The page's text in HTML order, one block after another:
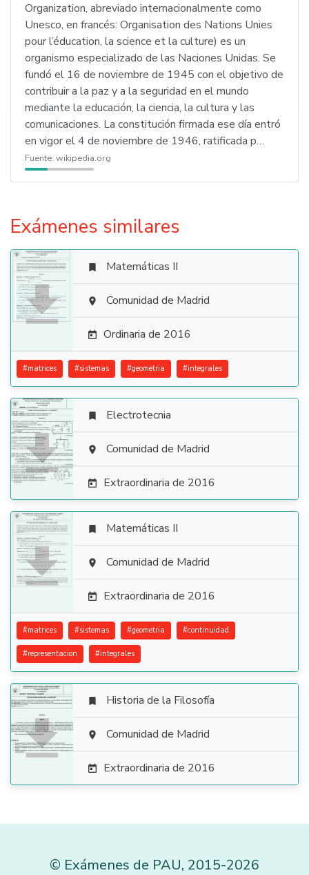
Organization, abreviado internacionalmente como
Unesco, en francés: Organisation des Nations Unies
pour l’éducation, la science et la culture) es un
organismo especializado de las Naciones Unidas. Se
fundó el 16 de noviembre de 1945 con el objetivo de
contribuir a la paz y a la seguridad en el mundo
mediante la educación, la ciencia, la cultura y las
comunicaciones. La constitución firmada ese día entró
en vigor el 4 de noviembre de 1946, ratificada p…
Fuente: wikipedia.org
Exámenes similares

 Matemáticas II
 Comunidad de Madrid
 Ordinaria de 2016
#matrices #sistemas #geometria #integrales

 Electrotecnia
 Comunidad de Madrid
 Extraordinaria de 2016

 Matemáticas II
 Comunidad de Madrid
 Extraordinaria de 2016
#matrices #sistemas #geometria #continuidad
#representacion #integrales

 Historia de la Filosofía
 Comunidad de Madrid
 Extraordinaria de 2016
© Exámenes de PAU, 2015-2026